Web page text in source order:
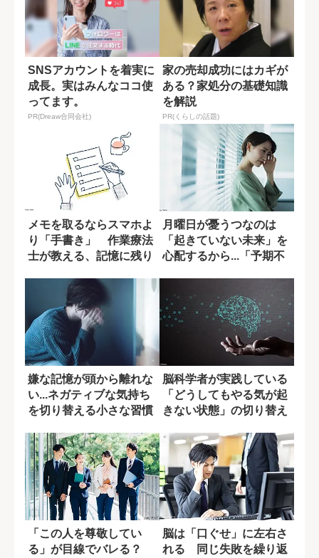
SNSアカウントを着実に
成長。実はみんなココ使
ってます。
PR(Dreaw合同会社)
家の売却成功にはカギが
ある？家処分の基礎知識
を解説
PR(くらしの話題)
メモを取るならスマホよ
り「手書き」 作業療法
士が教える、記憶に残り
月曜日が憂うつなのは
「起きていない未来」を
心配するから...「予期不
嫌な記憶が頭から離れな
い...ネガティブな気持ち
を切り替える小さな習慣
脳科学者が実践している
「どうしてもやる気が起
きない状態」の切り替え
「この人を尊敬してい
る」が目線でバレる？
脳は「口ぐせ」に左右さ
れる 同じ失敗を繰り返